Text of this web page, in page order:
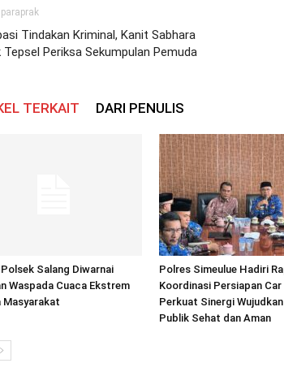
Tindakan Kriminal, Kanit Sabhara
Tepsel Periksa Sekumpulan Pemuda
TERKAIT DARI PENULIS
Salang Diwarnai
Waspada Cuaca Ekstrem
Masyarakat
Polres Simeulue Hadiri
Koordinasi Persiapan Car
Perkuat Sinergi Wujudkan
Publik Sehat dan Aman